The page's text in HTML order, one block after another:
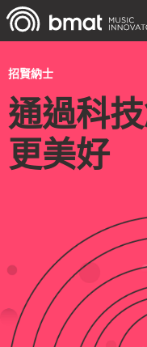
招賢納士
通過科
更美好